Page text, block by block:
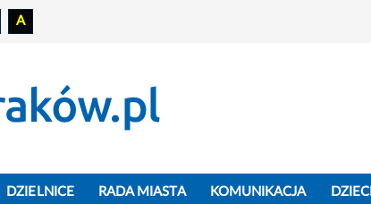
A
DZIELNICE RADA MIASTA KOMUNIKACJA DZIECI